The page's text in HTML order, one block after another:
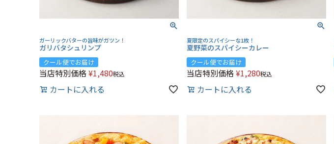
ガーリックバターの旨味がガツン！
ガリバタシュリンプ
クール便でお届け
当店特別価格¥1,480税込
カートに入れる
夏限定のスパイシーな1枚！
夏野菜のスパイシーカレー
クール便でお届け
当店特別価格¥1,280税込
カートに入れる